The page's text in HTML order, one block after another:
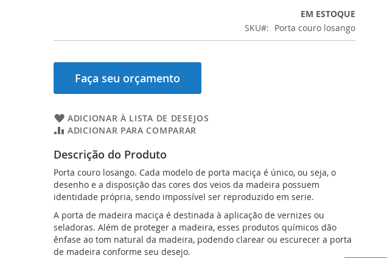
EM ESTOQUE
SKU
Porta couro losango
Faça seu orçamento
ADICIONAR À LISTA DE DESEJOS
ADICIONAR PARA COMPARAR
Descrição do Produto
Porta couro losango. Cada modelo de porta maciça é único, ou seja, o
desenho e a disposição das cores dos veios da madeira possuem
identidade própria, sendo impossível ser reproduzido em serie.
A porta de madeira maciça é destinada à aplicação de vernizes ou
seladoras. Além de proteger a madeira, esses produtos químicos dão
ênfase ao tom natural da madeira, podendo clarear ou escurecer a porta
de madeira conforme seu desejo.